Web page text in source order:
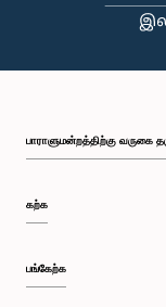
பாராளுமன்றத்திற்கு வருகை
கற்க
பங்கேற்க